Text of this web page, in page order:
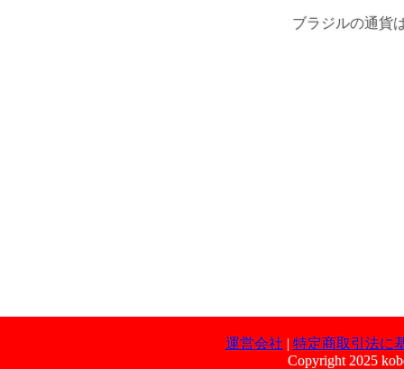
ブラジルの通貨
運営会社 | 特定商取引法に
Copyright 2025